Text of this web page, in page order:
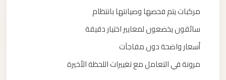
مركبات يتم فحصها وصيانتها بانتظام
سائقون يخضعون لمعايير اختيار دقيقة
أسعار واضحة دون مفاجآت
مرونة في التعامل مع تغييرات اللحظة الأخيرة